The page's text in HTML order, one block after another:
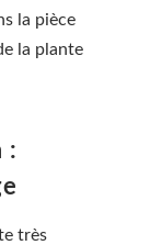
la pièce
la plante
:
très